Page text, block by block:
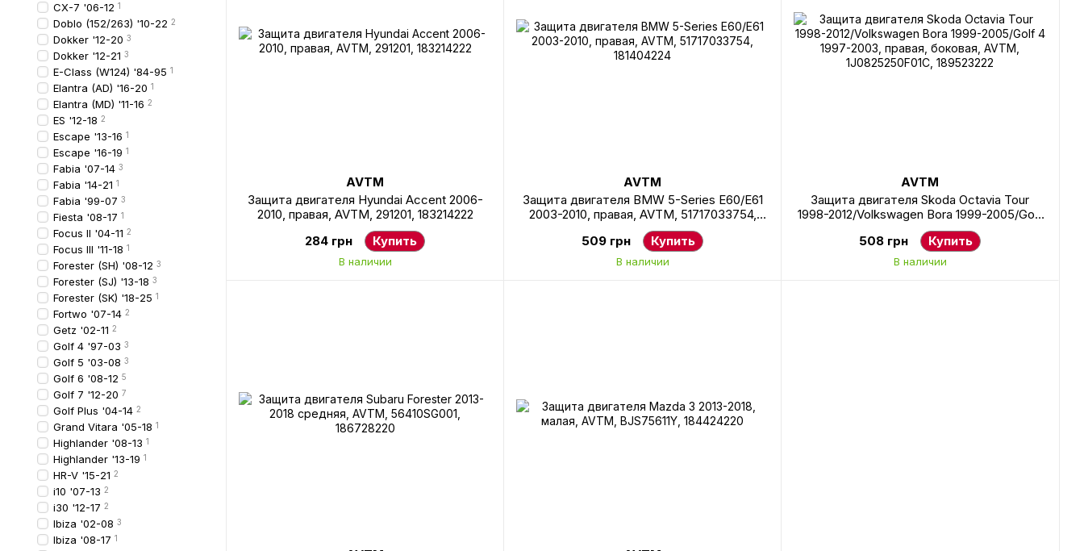
AVTM
Защита двигателя Hyundai Accent 2006-
2010, правая, AVTM, 291201, 183214222
284 грн
Купить
В наличии
AVTM
Защита двигателя BMW 5-Series E60/E61
2003-2010, правая, AVTM, 51717033754,
181404224
509 грн Купить
В наличии
AVTM
Защита двигателя Skoda Octavia Tour
1998-2012/Volkswagen Bora 1999-2005/Golf
4 1997-2003, правая, боковая, AVTM,
1J0825250F01C, 189523222
508 грн Купить
В наличии
CX-7 '06-12 1
Doblo (152/263) '10-22 2
Dokker '12-20 3
Dokker '12-21 3
E-Class (W124) '84-95 1
Elantra (AD) '16-20 1
Elantra (MD) '11-16 2
ES '12-18 2
Escape '13-16 1
Escape '16-19 1
Fabia '07-14 3
Fabia '14-21 1
Fabia '99-07 3
Fiesta '08-17 1
Focus II '04-11 2
Focus III '11-18 1
Forester (SH) '08-12 3
Forester (SJ) '13-18 3
Forester (SK) '18-25 1
Fortwo '07-14 2
Getz '02-11 2
Golf 4 '97-03 3
Golf 5 '03-08 3
Golf 6 '08-12 5
Golf 7 '12-20 7
Golf Plus '04-14 2
Grand Vitara '05-18 1
Highlander '08-13 1
Highlander '13-19 1
HR-V '15-21 2
i10 '07-13 2
i30 '12-17 2
Ibiza '02-08 3
Ibiza '08-17 1